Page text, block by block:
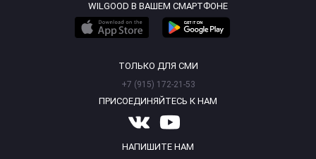
WILGOOD В ВАШЕМ СМАРТФОНЕ
ТОЛЬКО ДЛЯ СМИ
+7 (915) 172-21-53
ПРИСОЕДИНЯЙТЕСЬ К НАМ
НАПИШИТЕ НАМ